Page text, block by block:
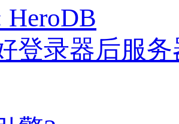
HeroDB
登录器后服